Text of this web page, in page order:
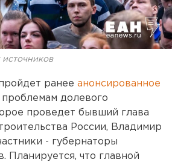
ранее анонсированное
долевого
проведет бывший глава
России, Владимир
- губернаторы
Планируется, что главной